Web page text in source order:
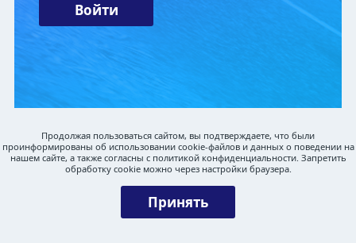
Войти
Продолжая пользоваться сайтом, вы подтверждаете, что были
проинформированы об использовании cookie-файлов и данных о поведении на
нашем сайте, а также согласны с политикой конфиденциальности. Запретить
обработку cookie можно через настройки браузера.
Принять